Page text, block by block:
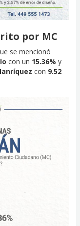
por MC
se mencionó
con un 15.36% y
con 9.52